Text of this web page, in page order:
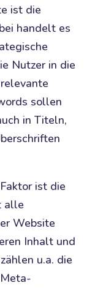
ist die
handelt es
Nutzer in die
sollen
in Titeln,
ist die
alle
Website
Inhalt und
u.a. die